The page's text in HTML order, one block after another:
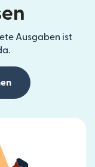
Ausgaben ist